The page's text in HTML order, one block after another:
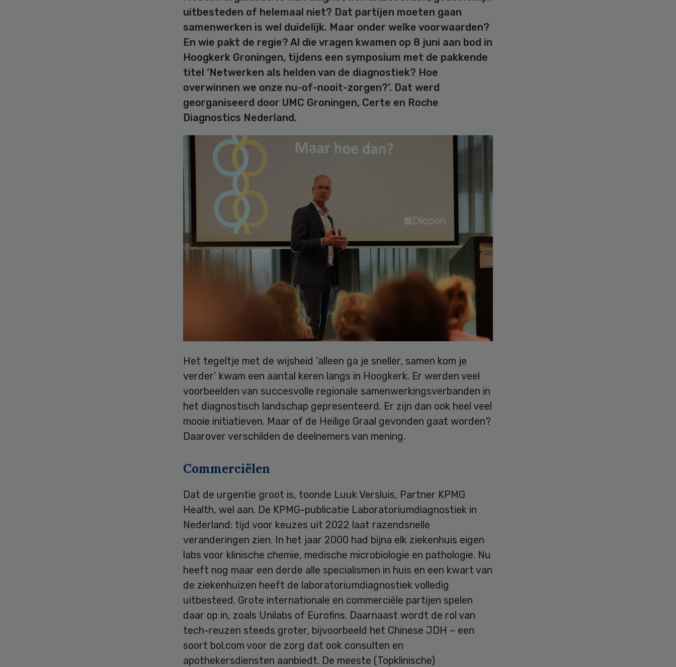
uitbesteden of helemaal niet? Dat partijen moeten gaan
samenwerken is wel duidelijk. Maar onder welke voorwaarden?
En wie pakt de regie? Al die vragen kwamen op 8 juni aan bod in
Hoogkerk Groningen, tijdens een symposium met de pakkende
titel ‘Netwerken als helden van de diagnostiek? Hoe
overwinnen we onze nu-of-nooit-zorgen?’. Dat werd
georganiseerd door UMC Groningen, Certe en Roche
Diagnostics Nederland.
Het tegeltje met de wijsheid ‘alleen ga je sneller, samen kom je
verder’ kwam een aantal keren langs in Hoogkerk. Er werden veel
voorbeelden van succesvolle regionale samenwerkingsverbanden in
het diagnostisch landschap gepresenteerd. Er zijn dan ook heel veel
mooie initiatieven. Maar of de Heilige Graal gevonden gaat worden?
Daarover verschilden de deelnemers van mening.
Commerciëlen
Dat de urgentie groot is, toonde Luuk Versluis, Partner KPMG
Health, wel aan. De KPMG-publicatie Laboratoriumdiagnostiek in
Nederland: tijd voor keuzes uit 2022 laat razendsnelle
veranderingen zien. In het jaar 2000 had bijna elk ziekenhuis eigen
labs voor klinische chemie, medische microbiologie en pathologie. Nu
heeft nog maar een derde alle specialismen in huis en een kwart van
de ziekenhuizen heeft de laboratoriumdiagnostiek volledig
uitbesteed. Grote internationale en commerciële partijen spelen
daar op in, zoals Unilabs of Eurofins. Daarnaast wordt de rol van
tech-reuzen steeds groter, bijvoorbeeld het Chinese JDH – een
soort bol.com voor de zorg dat ook consulten en
apothekersdiensten aanbiedt. De meeste (Topklinische)